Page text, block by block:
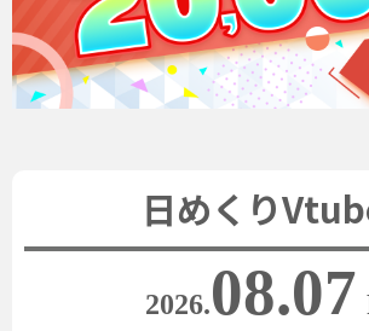
日めくり
2026.08.07